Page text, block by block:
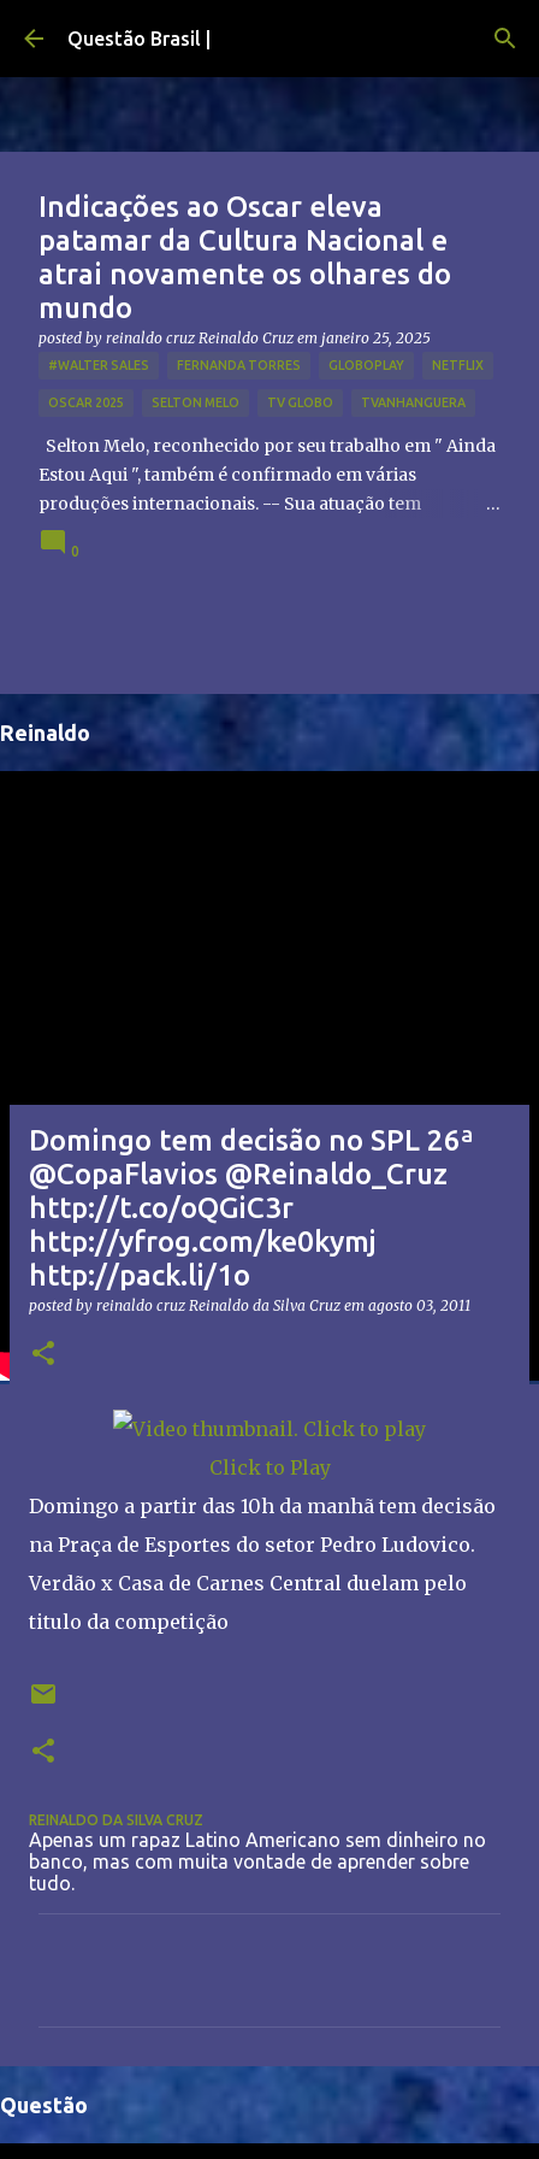
Pular para o conteúdo principal
Questão Brasil |
Indicações ao Oscar eleva
patamar da Cultura Nacional e
atrai novamente os olhares do
mundo
posted by reinaldo cruz Reinaldo Cruz em janeiro 25, 2025
#WALTER SALES FERNANDA TORRES GLOBOPLAY NETFLIX
OSCAR 2025 SELTON MELO TV GLOBO TVANHANGUERA
Selton Melo, reconhecido por seu trabalho em " Ainda
Estou Aqui ", também é confirmado em várias
produções internacionais. -- Sua atuação tem
chamado atenção de diretores e produtores fora do
Brasil, abrindo portas para novas oportunidades no
0
Reinaldo
Domingo tem decisão no SPL 26ª
@CopaFlavios @Reinaldo_Cruz
http://t.co/oQGiC3r
http://yfrog.com/ke0kymj
http://pack.li/1o
posted by reinaldo cruz Reinaldo da Silva Cruz em agosto 03, 2011
Click to Play
Domingo a partir das 10h da manhã tem decisão
na Praça de Esportes do setor Pedro Ludovico.
Verdão x Casa de Carnes Central duelam pelo
titulo da competição
REINALDO DA SILVA CRUZ
Apenas um rapaz Latino Americano sem dinheiro no
banco, mas com muita vontade de aprender sobre
tudo.
t
Questão